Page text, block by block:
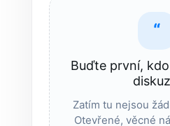
“
Buďte první,
Zatím tu nejsou
Otevřené, věcné